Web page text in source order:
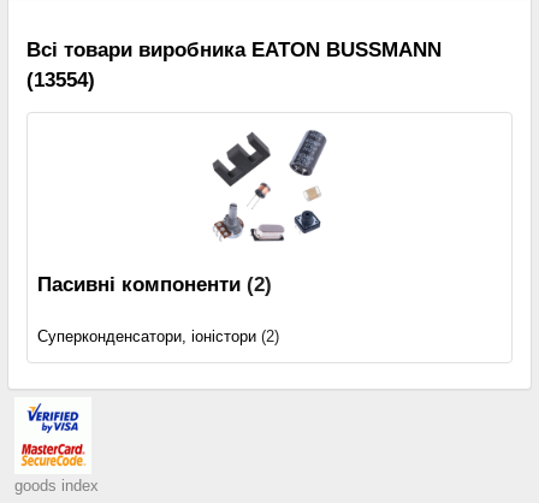
Всі товари виробника EATON BUSSMANN
(13554)
Пасивні компоненти (2)
Суперконденсатори, іоністори (2)
goods index